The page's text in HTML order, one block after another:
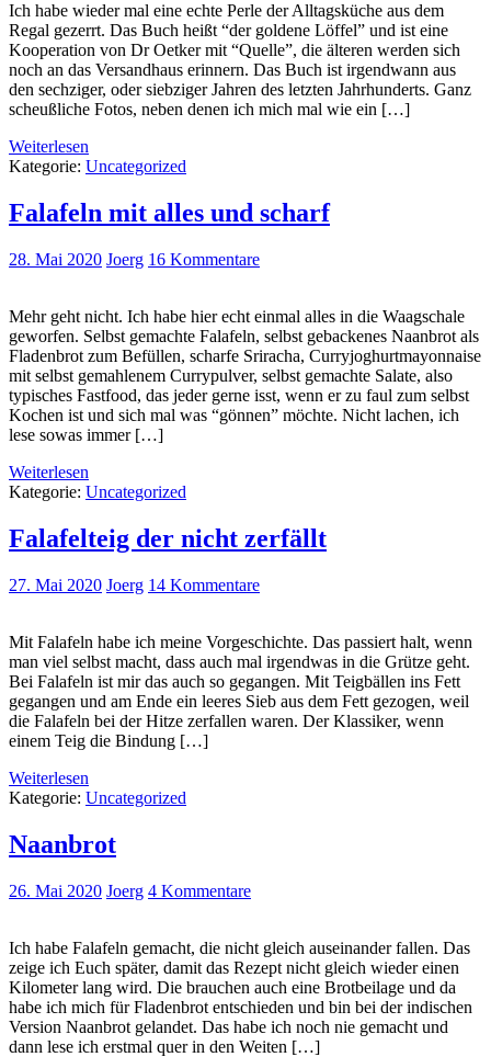
Ich habe wieder mal eine echte Perle der Alltagsküche aus dem
Regal gezerrt. Das Buch heißt “der goldene Löffel” und ist eine
Kooperation von Dr Oetker mit “Quelle”, die älteren werden sich
noch an das Versandhaus erinnern. Das Buch ist irgendwann aus
den sechziger, oder siebziger Jahren des letzten Jahrhunderts. Ganz
scheußliche Fotos, neben denen ich mich mal wie ein […]
Weiterlesen
Kategorie: Uncategorized
Falafeln mit alles und scharf
28. Mai 2020 Joerg 16 Kommentare
Mehr geht nicht. Ich habe hier echt einmal alles in die Waagschale
geworfen. Selbst gemachte Falafeln, selbst gebackenes Naanbrot als
Fladenbrot zum Befüllen, scharfe Sriracha, Curryjoghurtmayonnaise
mit selbst gemahlenem Currypulver, selbst gemachte Salate, also
typisches Fastfood, das jeder gerne isst, wenn er zu faul zum selbst
Kochen ist und sich mal was “gönnen” möchte. Nicht lachen, ich
lese sowas immer […]
Weiterlesen
Kategorie: Uncategorized
Falafelteig der nicht zerfällt
27. Mai 2020 Joerg 14 Kommentare
Mit Falafeln habe ich meine Vorgeschichte. Das passiert halt, wenn
man viel selbst macht, dass auch mal irgendwas in die Grütze geht.
Bei Falafeln ist mir das auch so gegangen. Mit Teigbällen ins Fett
gegangen und am Ende ein leeres Sieb aus dem Fett gezogen, weil
die Falafeln bei der Hitze zerfallen waren. Der Klassiker, wenn
einem Teig die Bindung […]
Weiterlesen
Kategorie: Uncategorized
Naanbrot
26. Mai 2020 Joerg 4 Kommentare
Ich habe Falafeln gemacht, die nicht gleich auseinander fallen. Das
zeige ich Euch später, damit das Rezept nicht gleich wieder einen
Kilometer lang wird. Die brauchen auch eine Brotbeilage und da
habe ich mich für Fladenbrot entschieden und bin bei der indischen
Version Naanbrot gelandet. Das habe ich noch nie gemacht und
dann lese ich erstmal quer in den Weiten […]